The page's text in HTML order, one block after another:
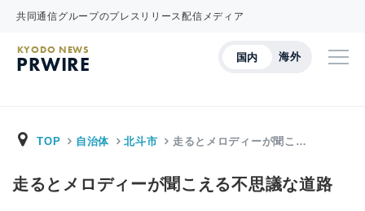
共同通信グループのプレスリリース配信メディア
国内 海外
KYODO NEWS
PRWIRE
TOP 自治体 北斗市 走るとメロディーが聞こ…
走るとメロディーが聞こえる不思議な道路